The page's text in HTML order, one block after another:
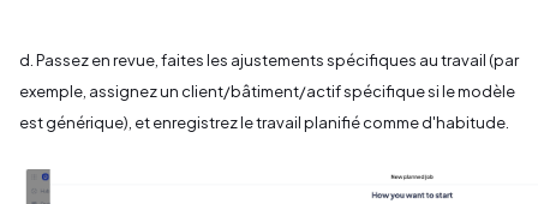
d. Passez en revue, faites les ajustements spécifiques au travail (par
exemple, assignez un client/bâtiment/actif spécifique si le modèle
est générique), et enregistrez le travail planifié comme d'habitude.